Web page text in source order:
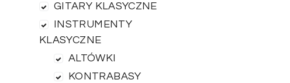
GITARY KLASYCZNE
INSTRUMENTY
KLASYCZNE
ALTÓWKI
KONTRABASY